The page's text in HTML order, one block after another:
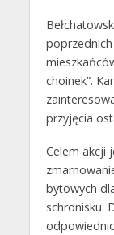
choinek”.
przyjęcia
Celem akcji
bytowych
schronisku.